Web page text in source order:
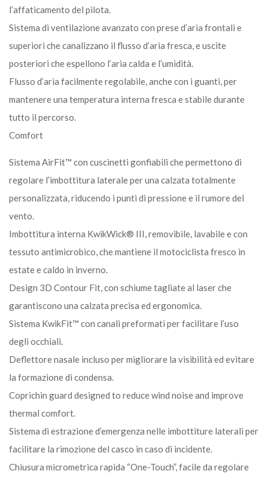
l’affaticamento del pilota.
Sistema di ventilazione avanzato con prese d’aria frontali e
superiori che canalizzano il flusso d’aria fresca, e uscite
posteriori che espellono l’aria calda e l’umidità.
Flusso d’aria facilmente regolabile, anche con i guanti, per
mantenere una temperatura interna fresca e stabile durante
tutto il percorso.
Comfort
Sistema AirFit™ con cuscinetti gonfiabili che permettono di
regolare l’imbottitura laterale per una calzata totalmente
personalizzata, riducendo i punti di pressione e il rumore del
vento.
Imbottitura interna KwikWick® III, removibile, lavabile e con
tessuto antimicrobico, che mantiene il motociclista fresco in
estate e caldo in inverno.
Design 3D Contour Fit, con schiume tagliate al laser che
garantiscono una calzata precisa ed ergonomica.
Sistema KwikFit™ con canali preformati per facilitare l’uso
degli occhiali.
Deflettore nasale incluso per migliorare la visibilità ed evitare
la formazione di condensa.
Coprichin guard designed to reduce wind noise and improve
thermal comfort.
Sistema di estrazione d’emergenza nelle imbottiture laterali per
facilitare la rimozione del casco in caso di incidente.
Chiusura micrometrica rapida “One-Touch”, facile da regolare